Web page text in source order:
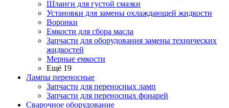
Шланги для густой смазки
Установки для замены охлаждающей жидкости
Воронки
Емкости для сбора масла
Запчасти для оборудования замены технических
жидкостей
Мерные емкости
Ещё 19
Лампы переносные
Запчасти для переносных ламп
Запчасти для переносных фонарей
Сварочное оборудование